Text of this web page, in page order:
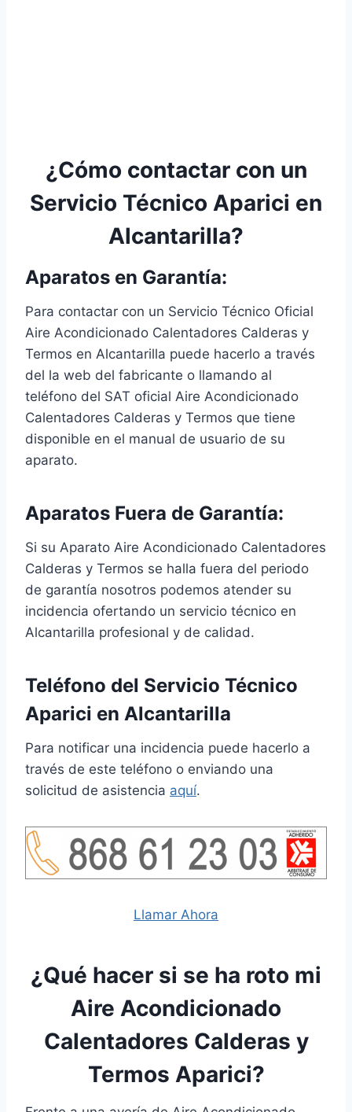
¿Cómo contactar con un
Servicio Técnico Aparici en
Alcantarilla?
Aparatos en Garantía:
Para contactar con un Servicio Técnico Oficial
Aire Acondicionado Calentadores Calderas y
Termos en Alcantarilla puede hacerlo a través
del la web del fabricante o llamando al
teléfono del SAT oficial Aire Acondicionado
Calentadores Calderas y Termos que tiene
disponible en el manual de usuario de su
aparato.
Aparatos Fuera de Garantía:
Si su Aparato Aire Acondicionado Calentadores
Calderas y Termos se halla fuera del periodo
de garantía nosotros podemos atender su
incidencia ofertando un servicio técnico en
Alcantarilla profesional y de calidad.
Teléfono del Servicio Técnico
Aparici en Alcantarilla
Para notificar una incidencia puede hacerlo a
través de este teléfono o enviando una
solicitud de asistencia aquí.
Llamar Ahora
¿Qué hacer si se ha roto mi
Aire Acondicionado
Calentadores Calderas y
Termos Aparici?